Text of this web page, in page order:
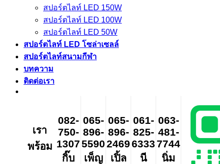
สปอร์ตไลท์ LED 150W
สปอร์ตไลท์ LED 100W
สปอร์ตไลท์ LED 50W
สปอร์ตไลท์ LED โซล่าเซลล์
สปอร์ตไลท์สนามกีฬา
บทความ
ติดต่อเรา
เรา
พร้อม
082-
750-
1307
กิ๊บ
065-
896-
5590
เพ็ญ
065-
896-
2469
เปิ้ล
061-
825-
6333
นี
063-
481-
7744
นิ่ม